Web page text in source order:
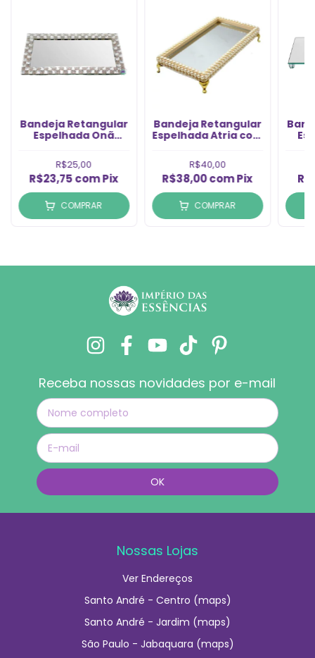
Bandeja Retangular
Espelhada On
(1un)
R$25,00
R$23,75comPix
COMPRAR
Bandeja Retangular
Espelhada Atria com
R$40,00
R$38,00comPix
COMPRAR
Receba nossas novidades por e-mail
Nossas Lojas
Ver Endereços
Santo André - Centro (maps)
Santo André - Jardim (maps)
São Paulo - Jabaquara (maps)